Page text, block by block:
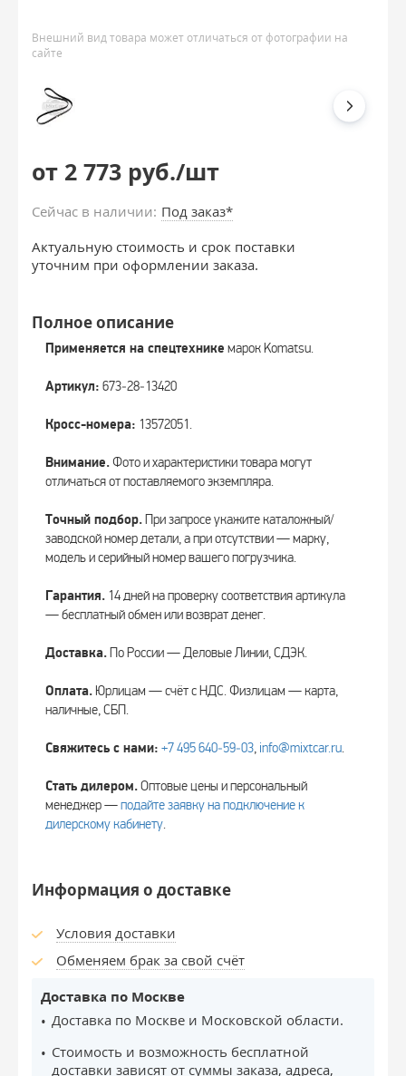
Внешний вид товара может отличаться от фотографии на
сайте
от 2 773 руб./шт
Сейчас в наличии: Под заказ*
Актуальную стоимость и срок поставки
уточним при оформлении заказа.
Полное описание
Применяется на спецтехнике марок Komatsu.
Артикул: 673‑28‑13420
Кросс-номера: 13572051.
Внимание.Фото и характеристики товара могут
отличаться от поставляемого экземпляра.
Точный подбор.При запросе укажите каталожный/
заводской номер детали, а при отсутствии — марку,
модель и серийный номер вашего погрузчика.
Гарантия. 14 дней на проверку соответствия артикула
— бесплатный обмен или возврат денег.
Доставка.По России — Деловые Линии, СДЭК.
Оплата. Юрлицам — счёт с НДС. Физлицам — карта,
наличные, СБП.
Свяжитесь с нами: +7 495 640‑59‑03, info@mixtcar.ru.
Стать дилером.Оптовые цены и персональный
менеджер —подайте заявку на подключение к
дилерскому кабинету.
Информация о доставке
Условия доставки
Обменяем брак за свой счёт
Доставка по Москве
Доставка по Москве и Московской области.
Стоимость и возможность бесплатной
доставки зависят от суммы заказа, адреса,